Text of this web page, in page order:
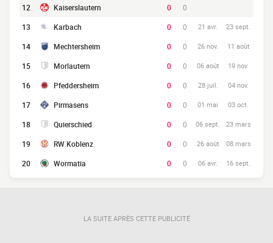
12 Kaiserslautern 0
0
13
Karbach 0 0 21 avr. 23 sept.
14 Mechtersheim 0 0 26 nov. 11 août
15 Morlautern 0 0 06 août 19 nov.
16 Pfeddersheim 0 0 28 juil. 04 nov.
17 Pirmasens 0 0 01 mai 03 oct.
18 Quierschied 0 0 06 sept. 23 mars
19 RW Koblenz 0 0 26 août 08 mars
20 Wormatia 0 0 06 avr. 16 sept.
LA SUITE APRÈS CETTE PUBLICITÉ